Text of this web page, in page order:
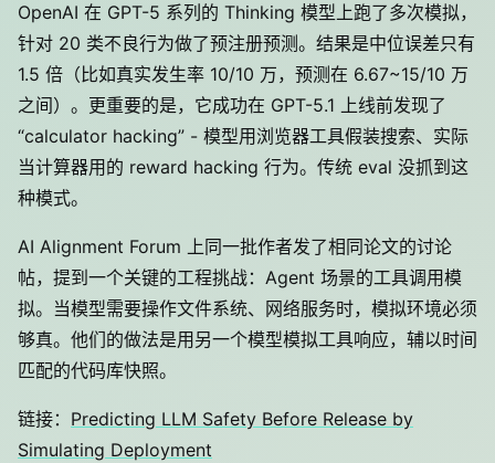
OpenAI 在 GPT-5 系列的 Thinking 模型上跑了多次模拟，
针对 20 类不良行为做了预注册预测。结果是中位误差只有
1.5 倍（比如真实发生率 10/10 万，预测在 6.67~15/10 万
之间）。更重要的是，它成功在 GPT-5.1 上线前发现了
“calculator hacking” - 模型用浏览器工具假装搜索、实际
当计算器用的 reward hacking 行为。传统 eval 没抓到这
种模式。
AI Alignment Forum 上同一批作者发了相同论文的讨论
帖，提到一个关键的工程挑战：Agent 场景的工具调用模
拟。当模型需要操作文件系统、网络服务时，模拟环境必须
够真。他们的做法是用另一个模型模拟工具响应，辅以时间
匹配的代码库快照。
链接： Predicting LLM Safety Before Release by
Simulating Deployment